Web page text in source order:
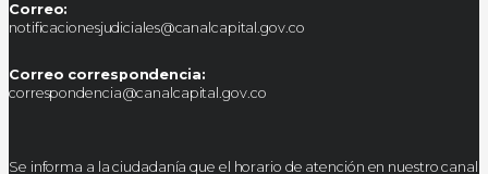
Correo:
notificacionesjudiciales@canalcapital.gov.co
Correo correspondencia:
correspondencia@canalcapital.gov.co
Se informa a la ciudadanía que el horario de atención en nuestro canal